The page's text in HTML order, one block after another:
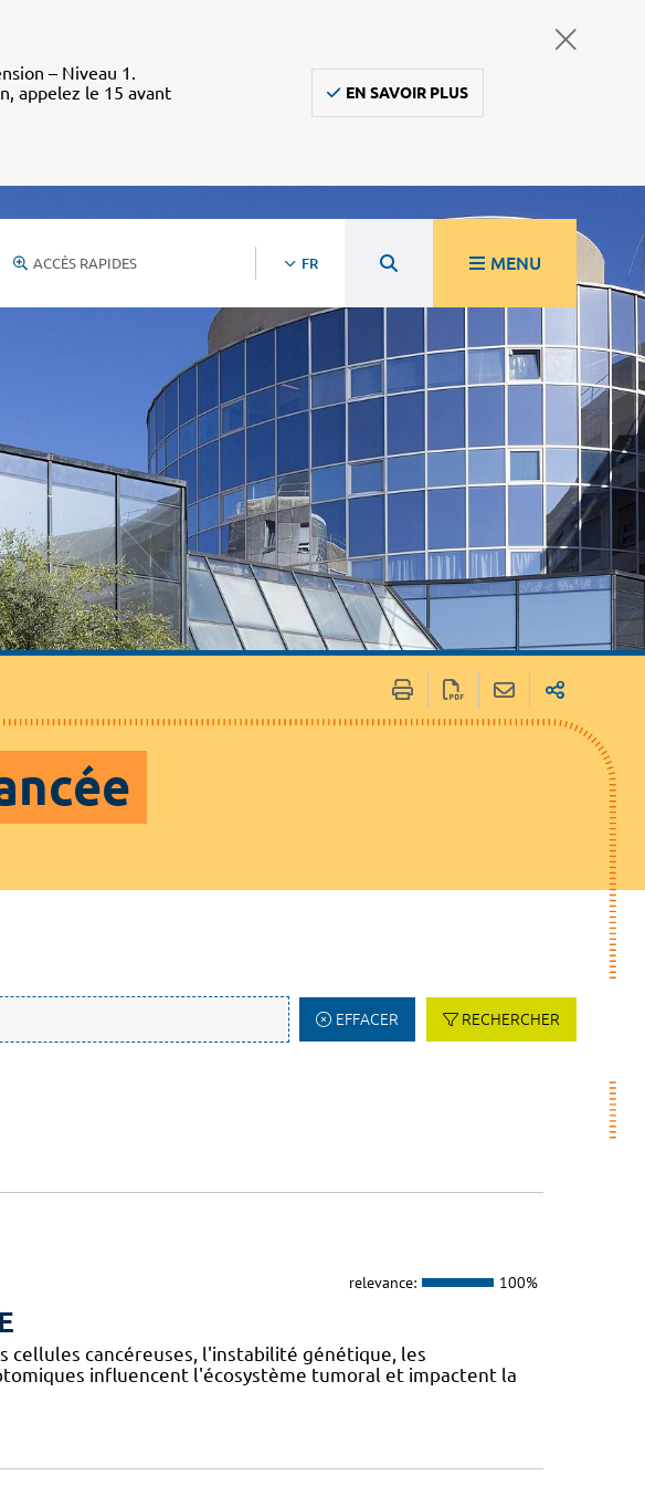
– Niveau 1.
appelez le 15 avant
EN SAVOIR PLUS
ACCÈS RAPIDES FR MENU
EFFACER RECHERCHER
relevance: 100%
cellules cancéreuses, l'instabilité génétique, les
influencent l'écosystème tumoral et impactent la